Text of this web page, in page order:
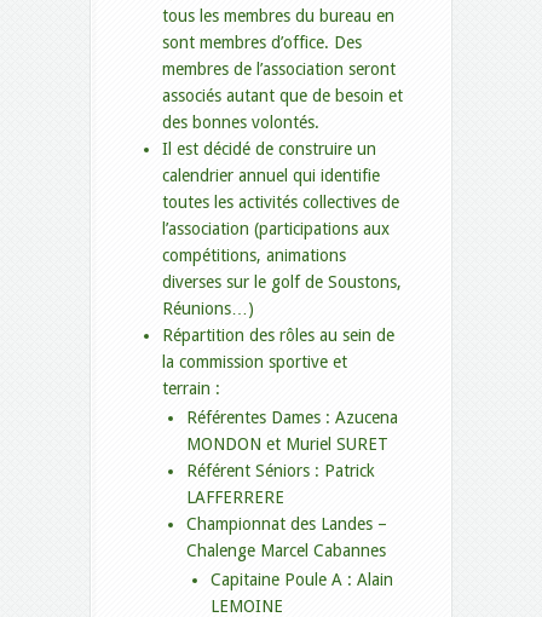
tous les membres du bureau en
sont membres d’office. Des
membres de l’association seront
associés autant que de besoin et
des bonnes volontés.
Il est décidé de construire un
calendrier annuel qui identifie
toutes les activités collectives de
l’association (participations aux
compétitions, animations
diverses sur le golf de Soustons,
Réunions…)
Répartition des rôles au sein de
la commission sportive et
terrain :
Référentes Dames : Azucena
MONDON et Muriel SURET
Référent Séniors : Patrick
LAFFERRERE
Championnat des Landes –
Chalenge Marcel Cabannes
Capitaine Poule A : Alain
LEMOINE